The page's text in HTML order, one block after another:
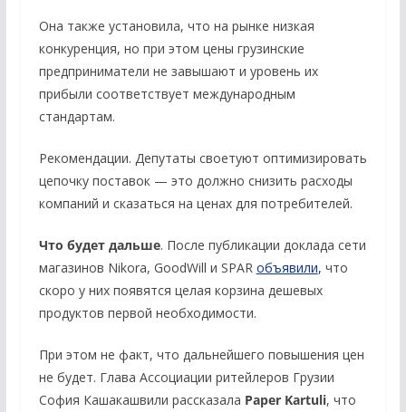
Она также установила, что на рынке низкая
конкуренция, но при этом цены грузинские
предприниматели не завышают и уровень их
прибыли соответствует международным
стандартам.
Рекомендации. Депутаты своетуют оптимизировать
цепочку поставок — это должно снизить расходы
компаний и сказаться на ценах для потребителей.
Что будет дальше. После публикации доклада сети
магазинов Nikora, GoodWill и SPAR объявили, что
скоро у них появятся целая корзина дешевых
продуктов первой необходимости.
При этом не факт, что дальнейшего повышения цен
не будет. Глава Ассоциации ритейлеров Грузии
София Кашакашвили рассказала Paper Kartuli, что